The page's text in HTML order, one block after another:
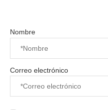
Nombre
Correo electrónico